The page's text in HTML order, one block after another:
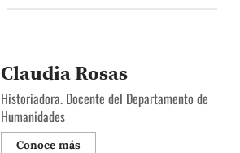
Claudia Rosas
Historiadora. Docente del Departamento de
Humanidades
Conoce más